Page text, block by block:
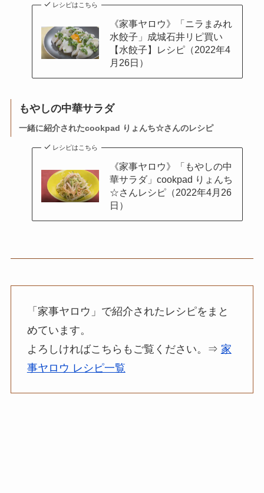
レシピはこちら
《家事ヤロウ》「ニラまみれ
水餃子」成城石井リピ買い
【水餃子】レシピ（2022年4
月26日）
もやしの中華サラダ
一緒に紹介されたcookpad りょんち☆さんのレシピ
レシピはこちら
《家事ヤロウ》「もやしの中
華サラダ」cookpad りょんち
☆さんレシピ（2022年4月26
日）
「家事ヤロウ」で紹介されたレシピをまと
めています。
よろしければこちらもご覧ください。⇒ 家
事ヤロウ レシピ一覧